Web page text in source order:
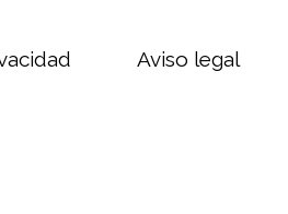
Aviso legal